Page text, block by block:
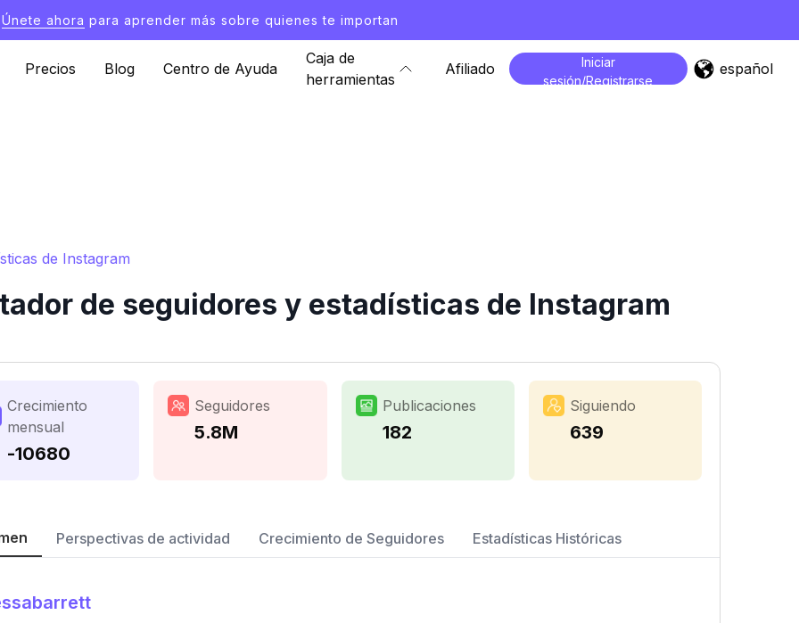
Únete ahora para aprender más sobre quienes te importan
Precios Blog Centro de Ayuda
Caja de
herramientas
Afiliado
Iniciar
sesión/Registrarse
español
de Instagram
de seguidores y estadísticas de Instagram
Crecimiento
mensual
-10680
Seguidores
5.8M
Publicaciones
182
Siguiendo
639
Perspectivas de actividad Crecimiento de Seguidores Estadísticas Históricas